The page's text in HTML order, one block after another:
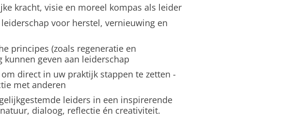
kracht, visie en moreel kompas als leider
voor herstel, vernieuwing en
principes (zoals regeneratie en
kunnen geven aan leiderschap
direct in uw praktijk stappen te zetten -
met anderen
leiders in een inspirerende
dialoog, reflectie én creativiteit.